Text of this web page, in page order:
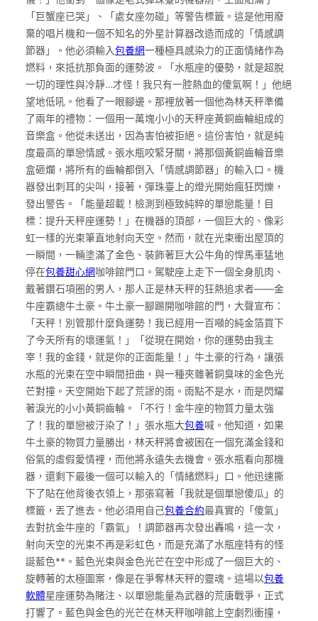
「巨蟹座已哭」、「處女座勿碰」等警告標籤。這是他用廢
棄的唱片機和一個不知名的外星計算器改造而成的「情感調
節器」。他必須輸入包養網一種極具感染力的正面情緒作為
燃料，來抵抗那負面的運勢波。「水瓶座的優勢，就是超脫
一切的理性與冷靜…才怪！我只有一腔熱血的傻氣啊！」他絕
望地低吼。他看了一眼腳邊。那裡放著一個他為林天秤準備
了兩年的禮物：一個用一萬塊小小的天秤座黃銅齒輪組成的
音樂盒。他從未送出，因為害怕被拒絕。這份害怕，就是純
度最高的單戀情感。張水瓶咬緊牙關，將那個黃銅齒輪音樂
盒砸爛，將所有的齒輪都倒入「情感調節器」的輸入口。機
器發出刺耳的尖叫，接著，彈珠臺上的燈光開始瘋狂閃爍，
發出警告。「能量超載！檢測到極致純粹的單戀能量！目
標：提升天秤座運勢！」在機器的頂部，一個巨大的、像彩
虹一樣的光束筆直地射向天空。然而，就在光束衝出屋頂的
一瞬間，一輛塗滿了金色、裝飾著巨大公牛角的悍馬車猛地
停在包養甜心網 咖啡館門口。駕駛座上走下一個全身肌肉、
戴著鑽石項圈的男人，那人正是林天秤的狂熱追求者——金
牛座霸總牛土豪。牛土豪一腳踢開咖啡館的門，大聲宣布：
「天秤！別管那什麼負運勢！我已經用一百噸的純金箔買下
了今天所有的壞運氣！」「從現在開始，你的運勢由我主
宰！我的金錢，就是你的正面能量！」牛土豪的行為，讓張
水瓶的光束在空中瞬間扭曲，與一種夾雜著銅臭味的金色光
芒對撞。天空開始下起了荒謬的雨。雨點不是水，而是閃耀
著淚光的小小黃銅齒輪。「不行！金牛座的物質力量太強
了！我的單戀被汙染了！」張水瓶大包養喊。他知道，如果
牛土豪的物質力量勝出，林天秤將會被困在一個充滿金錢和
俗氣的虛假愛情裡，而他將永遠失去機會。張水瓶看向那機
器，還剩下最後一個可以輸入的「情緒燃料」口。他迅速撕
下了貼在他背後衣領上，那張寫著「我就是個單戀傻瓜」的
標籤，丟了進去。他必須用自己包養合約最真實的「傻氣」
去對抗金牛座的「霸氣」！調節器再次發出轟鳴，這一次，
射向天空的光束不再是彩虹色，而是充滿了水瓶座特有的怪
誕藍色**。藍色光束與金色光芒在空中形成了一個巨大的、
旋轉著的太極圖案，像是在爭奪林天秤的靈魂。這場以包養
軟體星座運勢為賭注、以單戀能量為武器的荒唐戰爭，正式
打響了。藍色與金色的光芒在林天秤咖啡館上空劇烈衝撞，